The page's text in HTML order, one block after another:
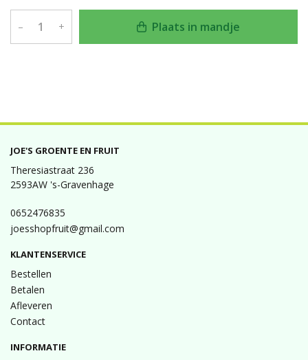
– + Plaats in mandje
JOE'S GROENTE EN FRUIT
Theresiastraat 236
2593AW 's-Gravenhage
0652476835
joesshopfruit@gmail.com
KLANTENSERVICE
Bestellen
Betalen
Afleveren
Contact
INFORMATIE